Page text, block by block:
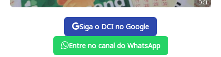
DCI
Siga o DCI no Google
Entre no canal do WhatsApp